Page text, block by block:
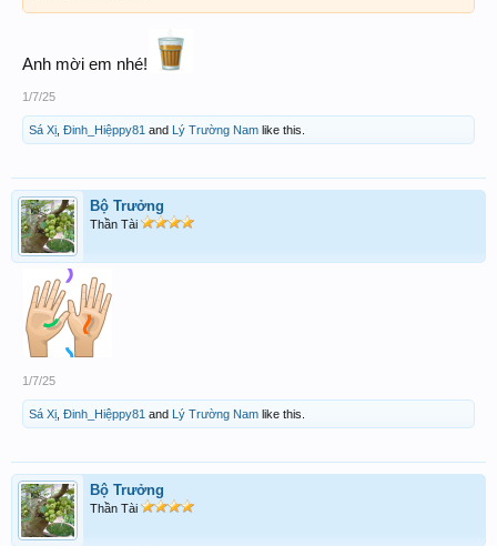
Anh mời em nhé!
1/7/25
Sá Xị Đinh_Hiệppy81 and Lý Trường Nam like this.
Bộ Trưởng
Thần Tài
1/7/25
Sá Xị Đinh_Hiệppy81 and Lý Trường Nam like this.
Bộ Trưởng
Thần Tài